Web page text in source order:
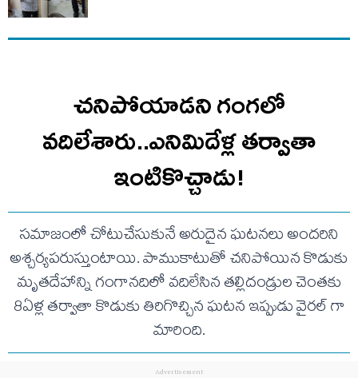
చనిపోయాడని గంగలో
వదిలేశారు..ఎనిమిదేళ్ల తర్వాతా
ఇంటికొచ్చాడు!
సమాజంలో చోటుచేసుకునే అరుదైన ఘటనలు అందరిని
అశ్చర్యపరుస్తుంటాయి. పాముకాటుతో చనిపోయిన కొడుకు
మృతదేహాన్ని గంగానదిలో వదిలేసిన తల్లిదండ్రుల చెంతకు
8ఏళ్ల తర్వాతా కొడుకు తిరిగొచ్చిన ఘటన ఇప్పుడు వైరల్ గా
మారింది.